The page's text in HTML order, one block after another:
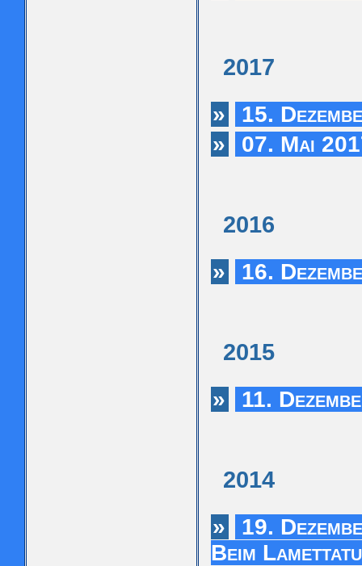
2017
»
15.
»
07. Mai
2016
» 16.
2015
» 11.
2014
»
19.
Beim